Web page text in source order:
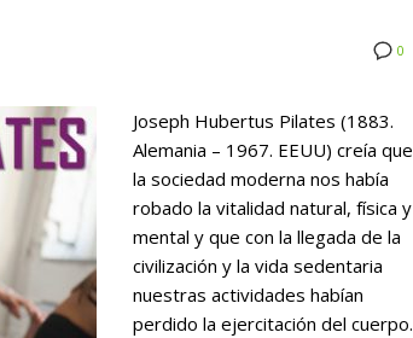
0
Joseph Hubertus Pilates (1883.
Alemania – 1967. EEUU) creía que
la sociedad moderna nos había
robado la vitalidad natural, física y
mental y que con la llegada de la
civilización y la vida sedentaria
nuestras actividades habían
perdido la ejercitación del cuerpo.